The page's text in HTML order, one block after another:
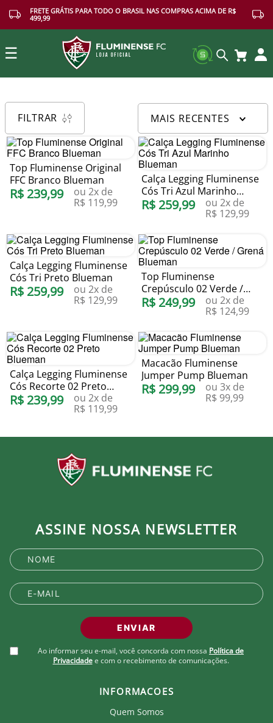
FRETE GRÁTIS PARA TODO O BRASIL NAS COMPRAS ACIMA DE R$
499,99
☰
FILTRAR MAIS RECENTES
Top Fluminense Original
FFC Branco Blueman
R$ 239,99 ou 2x de
R$ 119,99
Calça Legging Fluminense
Cós Tri Azul Marinho
Blueman
R$ 259,99 ou 2x de
R$ 129,99
Calça Legging Fluminense
Cós Tri Preto Blueman
R$ 259,99 ou 2x de
R$ 129,99
Top Fluminense
Crepúsculo 02 Verde /
Grená Blueman
R$ 249,99 ou 2x de
R$ 124,99
Calça Legging Fluminense
Cós Recorte 02 Preto
Blueman
R$ 239,99 ou 2x de
R$ 119,99
Macacão Fluminense
Jumper Pump Blueman
R$ 299,99 ou 3x de
R$ 99,99
ASSINE NOSSA NEWSLETTER
ENVIAR
Ao informar seu e-mail, você concorda com nossa Política de
Privacidade e com o recebimento de comunicações.
INFORMACOES
Quem Somos